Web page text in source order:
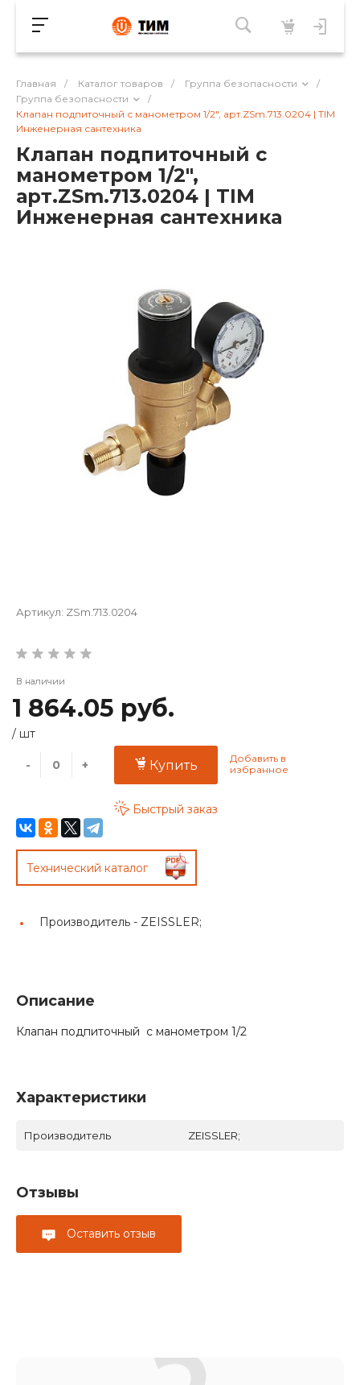
Главная / Каталог товаров / Группа безопасности
/
Группа безопасности
/
Клапан подпиточный с манометром 1/2", арт.ZSm.713.0204 | TIM
Инженерная сантехника
Клапан подпиточный с
манометром 1/2",
арт.ZSm.713.0204 | TIM
Инженерная сантехника
Артикул: ZSm.713.0204
В наличии
1 864.05 руб.
/ шт
- + Купить
Быстрый заказ
Технический каталог
Производитель - ZEISSLER;
Описание
Клапан подпиточный с манометром 1/2
Характеристики
Производитель ZEISSLER;
Отзывы
Оставить отзыв